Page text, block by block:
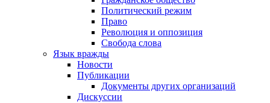
Политический режим
Право
Революция и оппозиция
Свобода слова
Язык вражды
Новости
Публикации
Документы других организаций
Дискуссии